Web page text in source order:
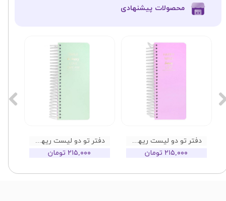
دفتر تو دو لیست ریهو مدل هپی طرح سبز
۲۱۵,۰۰۰ تومان
دفتر تو دو لیست ریهو مدل هپی طرح صورتی
۲۱۵,۰۰۰ تومان
​محصولات پیشنهادی